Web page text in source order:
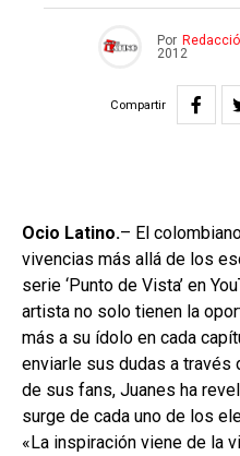
Por
2012
Compartir
Ocio Latino.– El
vivencias más allá de los
serie ‘Punto de Vista’ en
artista no solo tienen la
más a su ídolo en cada
enviarle sus dudas a través
de sus fans, Juanes ha
surge de cada uno de los
«La inspiración viene de la